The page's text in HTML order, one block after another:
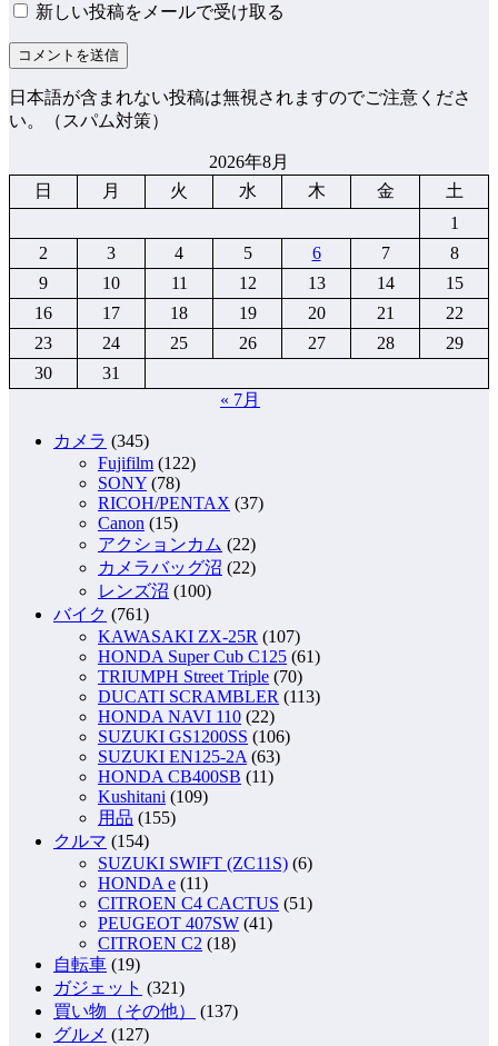
新しい投稿をメールで受け取る
日本語が含まれない投稿は無視されますのでご注意くださ
い。（スパム対策）
2026年8月
日
月 火 水 木 金
土
1
2
3 4 5 6 7
8
9
10 11 12 13 14
15
16
17 18 19 20 21
22
23
24 25 26 27 28
29
30
31
« 7月
カメラ (345)
Fujifilm (122)
SONY (78)
RICOH/PENTAX (37)
Canon (15)
アクションカム (22)
カメラバッグ沼 (22)
レンズ沼 (100)
バイク (761)
KAWASAKI ZX-25R (107)
HONDA Super Cub C125 (61)
TRIUMPH Street Triple (70)
DUCATI SCRAMBLER (113)
HONDA NAVI 110 (22)
SUZUKI GS1200SS (106)
SUZUKI EN125-2A (63)
HONDA CB400SB (11)
Kushitani (109)
用品 (155)
クルマ (154)
SUZUKI SWIFT (ZC11S) (6)
HONDA e (11)
CITROEN C4 CACTUS (51)
PEUGEOT 407SW (41)
CITROEN C2 (18)
自転車 (19)
ガジェット (321)
買い物（その他）
(137)
グルメ (127)